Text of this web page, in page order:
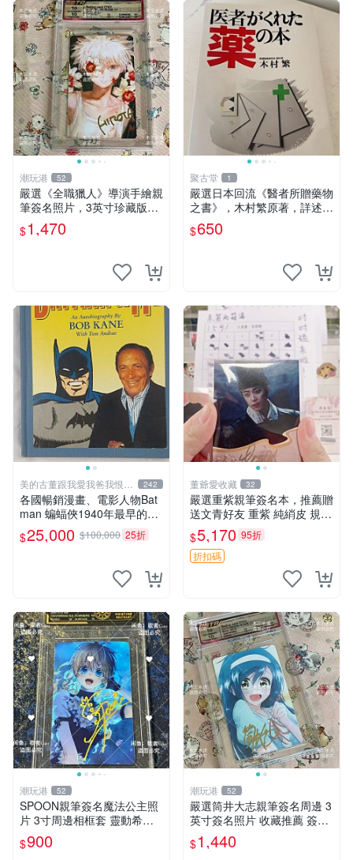
潮玩港 52
嚴選《全職獵人》導演手繪親
筆簽名照片，3英寸珍藏版周
邊 HUNTER×HUNTER 罕見
收藏 親筆簽名周邊 尤利
$1,470
聚古堂 1
嚴選日本回流《醫者所贈藥物
之書》，木村繁原著，詳述藥
物相互作用 薬物 相互作用 医
療
$650
美的古董跟我愛我爸我恨壞
人
242
各國暢銷漫畫、電影人物Bat
man 蝙蝠俠1940年最早的創
作者，這本書是Batman and
me 是Bob Kane 1990年出的
$25,000 $100,000 25折
董爺愛收藏 32
嚴選重紫親筆簽名本，推薦贈
送文青好友 重紫 純綃皮 規格
8開
$5,170 95折
折扣碼
潮玩港 52
SPOON親筆簽名魔法公主照
片 3寸周邊相框套 靈動希婭
限量周邊 魔法公主 希婭 現象
框
$900
潮玩港 52
嚴選筒井大志親筆簽名周邊 3
英寸簽名照片 收藏推薦 簽名
周邊 3英寸 簽名 照片
$1,440